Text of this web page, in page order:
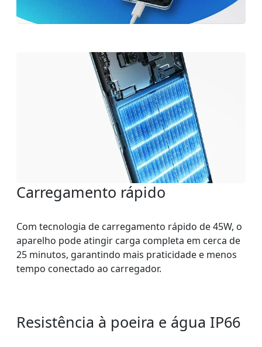
Carregamento rápido
Com tecnologia de carregamento rápido de 45W, o
aparelho pode atingir carga completa em cerca de
25 minutos, garantindo mais praticidade e menos
tempo conectado ao carregador.
Resistência à poeira e água IP66